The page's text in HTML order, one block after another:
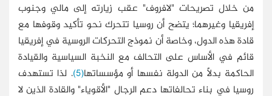
من خلال تصريحات "لافروف" عقب زيارته إلى مالي وجنوب
إفريقيا وغيرهما؛ يتضح أن روسيا تتحرك نحو تأكيد وقوفها مع
قادة هذه الدول، وخاصة أن نموذج التحركات الروسية في إفريقيا
قائم في الأساس على التحالف مع النخبة السياسية والقيادة
الحاكمة بدلًا من الدولة نفسها أو مؤسساتها(5) . لذا تستهدف
روسيا في بناء تحالفاتها دعم الرجال "الأقوياء" والقادة الذين لا